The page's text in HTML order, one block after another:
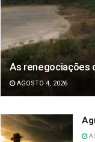
As renegociações
AGOSTO 4, 2026